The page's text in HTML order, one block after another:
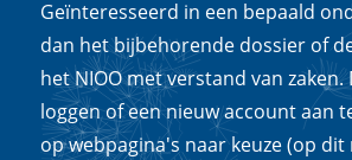
Geïnteresseerd in een bepaald
dan het bijbehorende dossier of
het NIOO met verstand van
loggen of een nieuw account aan
op webpagina's naar keuze (op